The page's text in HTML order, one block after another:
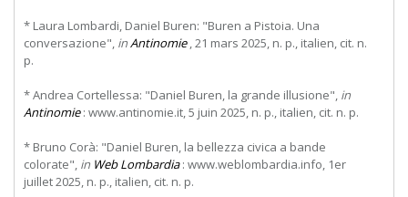
* Laura Lombardi, Daniel Buren: "Buren a Pistoia. Una
conversazione", inAntinomie, 21 mars 2025, n. p., italien, cit. n.
p.
* Andrea Cortellessa: "Daniel Buren, la grande illusione", in
Antinomie: www.antinomie.it, 5 juin 2025, n. p., italien, cit. n. p.
* Bruno Corà: "Daniel Buren, la bellezza civica a bande
colorate", in Web Lombardia: www.weblombardia.info, 1er
juillet 2025, n. p., italien, cit. n. p.